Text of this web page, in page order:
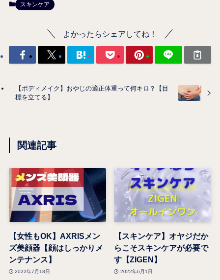
スキンケア
よかったらシェアしてね！
【ボディメイク】おやじの適正体重って何キロ？【目
標を立てる】
関連記事
【女性もOK】AXRISメン
ズ美顔器【顔はしっかりメ
ンテナンス】
2022年7月18日
【スキンケア】オヤジだか
らこそスキンケアが必要で
す【ZIGEN】
2022年6月1日